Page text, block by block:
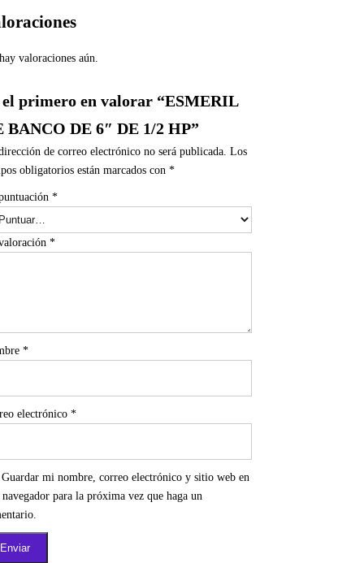
valoraciones aún.
el primero en valorar “ESMERIL
BANCO DE 6″ DE 1/2 HP”
de correo electrónico no será publicada. Los
obligatorios están marcados con *
*
*
*
electrónico *
Guardar mi nombre, correo electrónico y sitio web en
navegador para la próxima vez que haga un